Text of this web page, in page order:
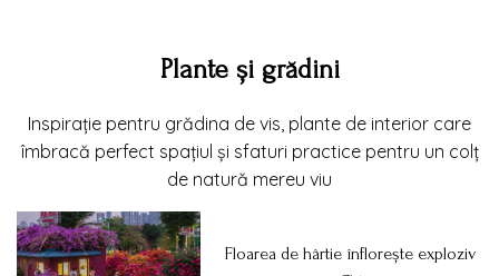
Plante și grădini
Inspirație pentru grădina de vis, plante de interior care
îmbracă perfect spațiul și sfaturi practice pentru un colț
de natură mereu viu
Floarea de hârtie înflorește exploziv